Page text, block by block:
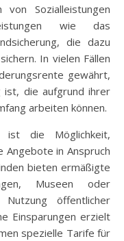
von Sozialleistungen
wie das
die dazu
In vielen Fällen
gewährt,
ist, die aufgrund ihrer
arbeiten können.
ist die Möglichkeit,
in Anspruch
bieten ermäßigte
Museen oder
öffentlicher
Einsparungen erzielt
spezielle Tarife für